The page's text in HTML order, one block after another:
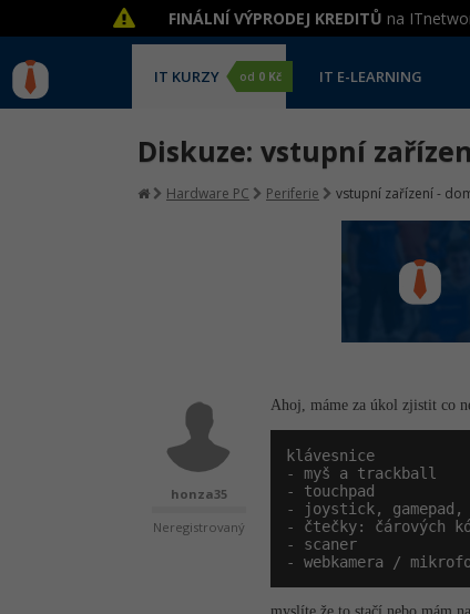
FINÁLNÍ VÝPRODEJ KREDITŮ na
IT KURZY od 0 Kč IT E-LEARNING
Diskuze: vstupní
Hardware PC Periferie vstupní zařízení -
honza35
Neregistrovaný
Ahoj, máme za úkol zjistit co
klávesnice
- myš a trackball
- touchpad
- joystick, gamepad,
- čtečky: čárových
- scaner
- webkamera /